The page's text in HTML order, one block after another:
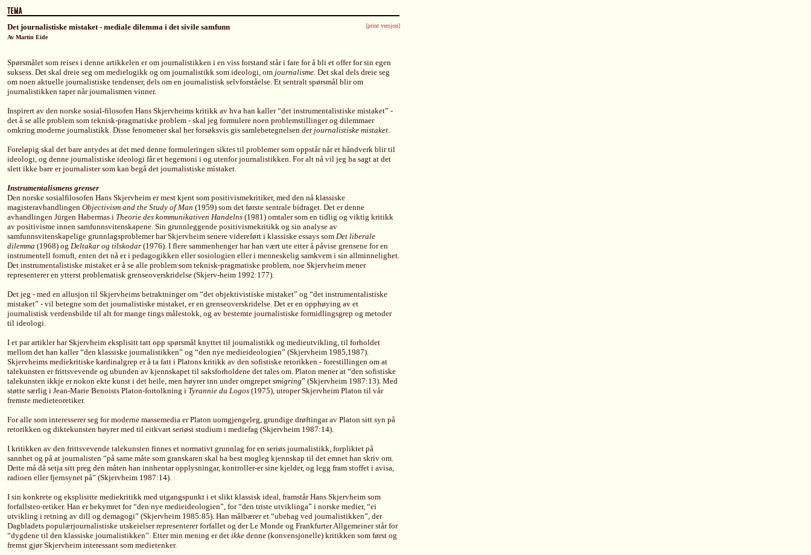
Det journalistiske mistaket - mediale dilemma i det sivile samfunn
Av Martin Eide
[print versjon]
Spørsmålet som reises i denne artikkelen er om journalistikken i en viss forstand står i fare for å bli et offer for sin egen
suksess. Det skal dreie seg om medielogikk og om journalistikk som ideologi, om journalisme. Det skal dels dreie seg
om noen aktuelle journalistiske tendenser, dels om en journalistisk selvforståelse. Et sentralt spørsmål blir om
journalistikken taper når journalismen vinner.
Inspirert av den norske sosial-filosofen Hans Skjervheims kritikk av hva han kaller “det instrumentalistiske mistaket” -
det å se alle problem som teknisk-pragmatiske problem - skal jeg formulere noen problemstillinger og dilemmaer
omkring moderne journalistikk. Disse fenomener skal her forsøksvis gis samlebetegnelsen det journalistiske mistaket.
Foreløpig skal det bare antydes at det med denne formuleringen siktes til problemer som oppstår når et håndverk blir til
ideologi, og denne journalistiske ideologi får et hegemoni i og utenfor journalistikken. For alt nå vil jeg ha sagt at det
slett ikke bare er journalister som kan begå det journalistiske mistaket.
Instrumentalismens grenser
Den norske sosialfilosofen Hans Skjervheim er mest kjent som positivismekritiker, med den nå klassiske
magisteravhandlingen Objectivism and the Study of Man (1959) som det første sentrale bidraget. Det er denne
avhandlingen Jürgen Habermas i Theorie des kommunikativen Handelns (1981) omtaler som en tidlig og viktig kritikk
av positivisme innen samfunnsvitenskapene. Sin grunnleggende positivismekritikk og sin analyse av
samfunnsvitenskapelige grunnlagsproblemer har Skjervheim senere videreført i klassiske essays som Det liberale
dilemma (1968) og Deltakar og tilskodar (1976). I flere sammenhenger har han vært ute etter å påvise grensene for en
instrumentell fornuft, enten det nå er i pedagogikken eller sosiologien eller i menneskelig samkvem i sin allminnelighet.
Det instrumentalistiske mistaket er å se alle problem som teknisk-pragmatiske problem, noe Skjervheim mener
representerer en ytterst problematisk grenseoverskridelse (Skjerv-heim 1992:177).
Det jeg - med en allusjon til Skjervheims betraktninger om “det objektivistiske mistaket” og “det instrumentalistiske
mistaket” - vil betegne som det journalistiske mistaket, er en grenseoverskridelse. Det er en opphøying av et
journalistisk verdensbilde til alt for mange tings målestokk, og av bestemte journalistiske formidlingsgrep og metoder
til ideologi.
I et par artikler har Skjervheim eksplisitt tatt opp spørsmål knyttet til journalistikk og medieutvikling, til forholdet
mellom det han kaller “den klassiske journalistikken” og “den nye medieideologien” (Skjervheim 1985,1987).
Skjervheims mediekritiske kardinalgrep er å ta fatt i Platons kritikk av den sofistiske retorikken - forestillingen om at
talekunsten er frittsvevende og ubunden av kjennskapet til saksforholdene det tales om. Platon mener at “den sofistiske
talekunsten ikkje er nokon ekte kunst i det heile, men høyrer inn under omgrepet smigring” (Skjervheim 1987:13). Med
støtte særlig i Jean-Marie Benoists Platon-fortolkning i Tyrannie du Logos (1975), utroper Skjervheim Platon til vår
fremste medieteoretiker.
For alle som interesserer seg for moderne massemedia er Platon uomgjengeleg, grundige drøftingar av Platon sitt syn på
retorikken og diktekunsten høyrer med til eitkvart seriøst studium i mediefag (Skjervheim 1987:14).
I kritikken av den frittsvevende talekunsten finnes et normativt grunnlag for en seriøs journalistikk, forpliktet på
sannhet og på at journalisten “på same måte som granskaren skal ha best mogleg kjennskap til det emnet han skriv om.
Dette må då setja sitt preg den måten han innhentar opplysningar, kontroller-er sine kjelder, og legg fram stoffet i avisa,
radioen eller fjernsynet på” (Skjervheim 1987:14).
I sin konkrete og eksplisitte mediekritikk med utgangspunkt i et slikt klassisk ideal, framstår Hans Skjervheim som
forfallsteo-retiker. Han er bekymret for “den nye medieideologien”, for “den triste utviklinga” i norske medier, “ei
utvikling i retning av dill og demagogi” (Skjervheim 1985:85). Han målbærer et “ubehag ved journalistikken”, der
Dagbladets populærjournalistiske utskeielser representerer forfallet og der Le Monde og Frankfurter Allgemeiner står for
“dygdene til den klassiske journalistikken”. Etter min mening er det ikke denne (konvensjonelle) kritikken som først og
fremst gjør Skjervheim interessant som medietenker.